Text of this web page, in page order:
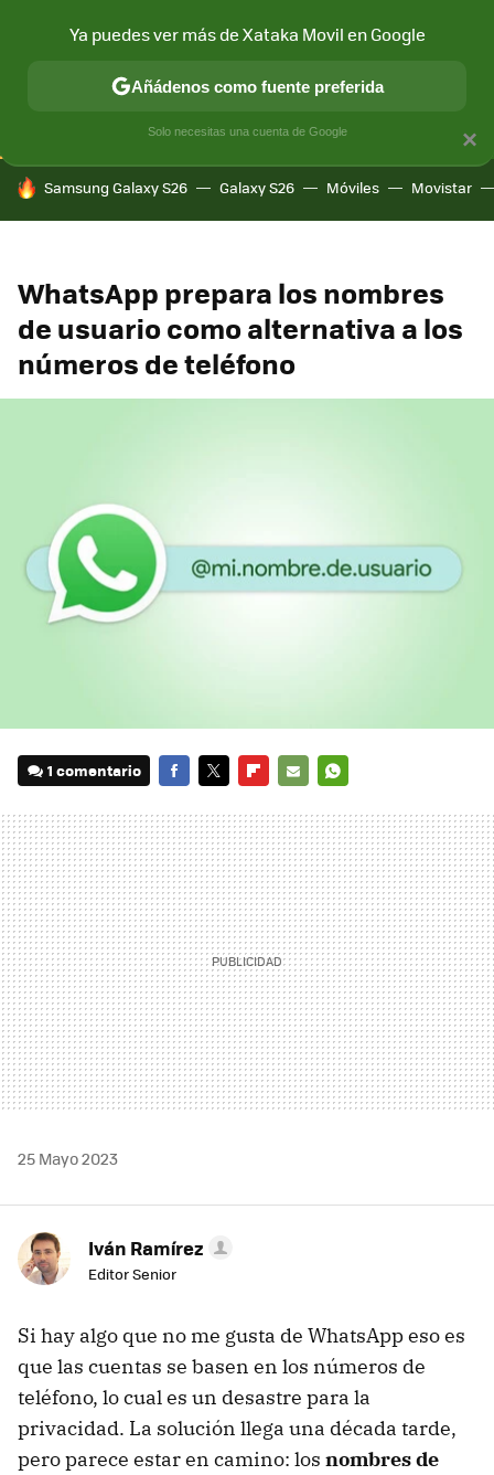
CONECTIVIDAD MÓVIL Y SOCIEDAD APLICACIONES
HOY SE HABLA DE
Samsung Galaxy S26 Galaxy S26 Móviles Movistar
WhatsApp prepara los nombres
de usuario como alternativa a los
números de teléfono
1 comentario
MAIL
25 Mayo 2023
Iván Ramírez
Editor Senior
Si hay algo que no me gusta de WhatsApp eso es
que las cuentas se basen en los números de
teléfono, lo cual es un desastre para la
privacidad. La solución llega una década tarde,
pero parece estar en camino: los nombres de
×
Ya puedes ver más de Xataka Movil en Google
Añádenos como fuente preferida
Solo necesitas una cuenta de Google